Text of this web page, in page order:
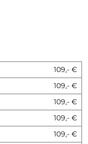
109,- €
109,- €
109,- €
109,- €
109,- €